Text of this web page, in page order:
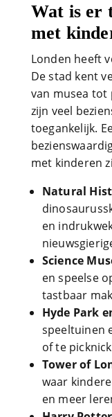
Wat is er
met
Londen heeft
De stad kent
van musea tot
zijn veel
toegankelijk.
met kinderen
Natural
en
Science
en speelse
tastbaar
Hyde Park
speeltuinen
of te
Tower of
waar
en meer